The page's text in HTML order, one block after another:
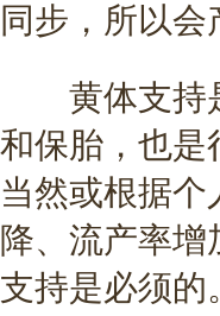
同步，所以会
黄体支持是
和保胎，也是
当然或根据
降、流产率
支持是必须的